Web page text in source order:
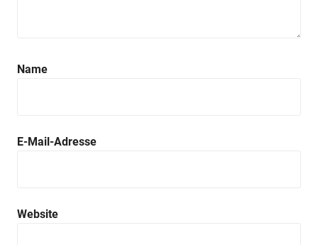
Name
E-Mail-Adresse
Website